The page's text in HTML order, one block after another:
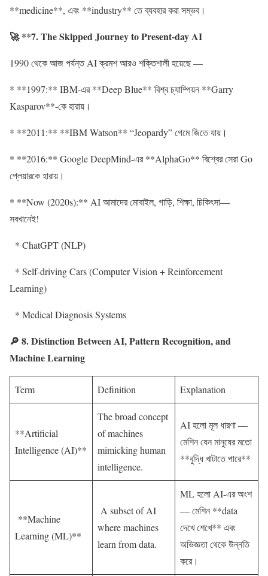
**medicine**, এবং **industry** তে ব্যবহার করা সম্ভব।
🚀 **7. The Skipped Journey to Present-day AI
1990 থেকে আজ পর্যন্ত AI ক্রমশ আরও শক্তিশালী হয়েছে —
* **1997:** IBM-এর **Deep Blue** বিশ্ব চ্যাম্পিয়ন **Garry
Kasparov**-কে হারায়।
* **2011:** **IBM Watson** “Jeopardy” গেমে জিতে যায়।
* **2016:** Google DeepMind-এর **AlphaGo** বিশ্বের সেরা Go
প্লেয়ারকে হারায়।
* **Now (2020s):** AI আমাদের মোবাইল, গাড়ি, শিক্ষা, চিকিৎসা—
সবখানেই!
* ChatGPT (NLP)
* Self-driving Cars (Computer Vision + Reinforcement
Learning)
* Medical Diagnosis Systems
🔎 8. Distinction Between AI, Pattern Recognition, and
Machine Learning
Term Definition Explanation
**Artificial
Intelligence (AI)**
The broad concept
of machines
mimicking human
intelligence.
AI হলো মূল ধারণা —
মেশিন যেন মানুষের মতো
**বুদ্ধি খাটাতে পারে**
**Machine
Learning (ML)**
A subset of AI
where machines
learn from data.
ML হলো AI-এর অংশ
— মেশিন **data
দেখে শেখে** এবং
অভিজ্ঞতা থেকে উন্নতি
করে।